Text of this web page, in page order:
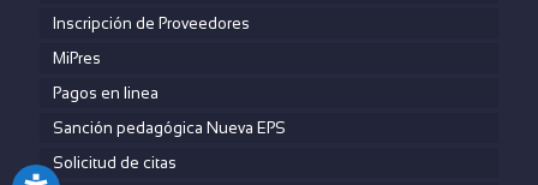
Inscripción de Proveedores
MiPres
Pagos en linea
Sanción pedagógica Nueva EPS
Solicitud de citas